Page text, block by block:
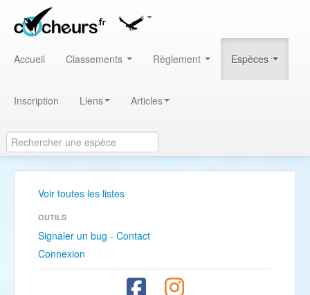
Accueil Classements Règlement Espèces
Inscription Liens Articles
Voir toutes les listes
OUTILS
Signaler un bug - Contact
Connexion